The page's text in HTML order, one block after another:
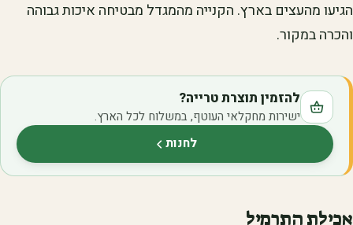
הגיעו מהעצים בארץ. הקנייה מהמגדל מבטיחה איכות גבוהה
והכרה במקור.
להזמין תוצרת טרייה?
ישירות מחקלאי העוטף, במשלוח לכל הארץ.
לחנות(נפתח בלשונית חדשה)
אכילת התרמיל